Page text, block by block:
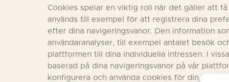
Cookies spelar en viktig roll när det gäller att
används till exempel för att registrera dina
efter dina navigeringsvanor. Den information
användaranalyser, till exempel antalet besök
plattformen till dina individuella intressen. I
baserad på dina navigeringsvanor på vår
konfigurera och använda cookies för din